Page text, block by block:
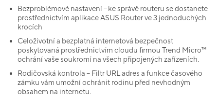
Bezproblémové nastavení – ke správě routeru se dostanete
prostřednictvím aplikace ASUS Router ve 3 jednoduchých
krocích
Celoživotní a bezplatná internetová bezpečnost
poskytovaná prostřednictvím cloudu firmou Trend Micro™
ochrání vaše soukromí na všech připojených zařízeních.
Rodičovská kontrola – Filtr URL adres a funkce časového
zámku vám umožní ochránit rodinu před nevhodným
obsahem na internetu.